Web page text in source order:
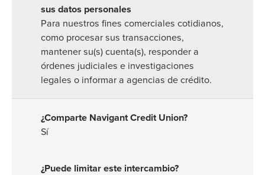
Para nuestros fines comerciales cotidianos,
como procesar sus transacciones,
mantener su(s) cuenta(s), responder a
órdenes judiciales e investigaciones
legales o informar a agencias de crédito.
Sí